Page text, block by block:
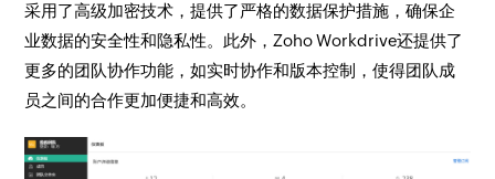
采用了高级加密技术，提供了严格的数据保护措施，确保企
业数据的安全性和隐私性。此外，Zoho Workdrive还提供了
更多的团队协作功能，如实时协作和版本控制，使得团队成
员之间的合作更加便捷和高效。